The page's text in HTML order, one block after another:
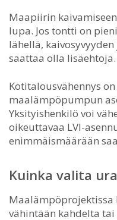
Maapiirin
lupa. Jos tontti on
lähellä,
saattaa olla lisäehtoja.
Kotitalousvähennys
maalämpöpumpun
Yksityishenkilö voi
oikeuttavaa LVI-
enimmäismäärään
Kuinka valita
vähintään kahdelta